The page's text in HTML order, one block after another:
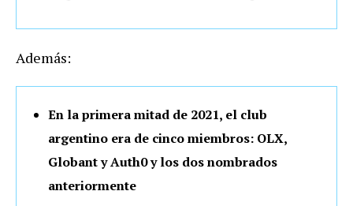
Además:
En la primera mitad de 2021, el club
argentino era de cinco miembros: OLX,
Globant y Auth0 y los dos nombrados
anteriormente